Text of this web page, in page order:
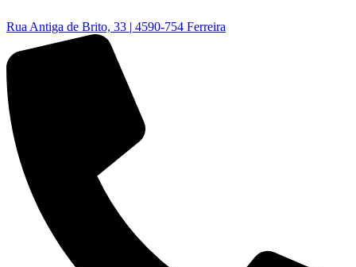
Rua Antiga de Brito, 33 | 4590-754 Ferreira